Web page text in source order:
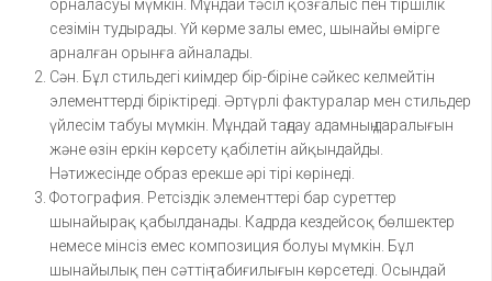
орналасуы мүмкін. Мұндай тәсіл қозғалыс пен тіршілік
сезімін тудырады. Үй көрме залы емес, шынайы өмірге
арналған орынға айналады.
Сән. Бұл стильдегі киімдер бір-біріне сәйкес келмейтін
элементтерді біріктіреді. Әртүрлі фактуралар мен стильдер
үйлесім табуы мүмкін. Мұндай таңдау адамның даралығын
және өзін еркін көрсету қабілетін айқындайды.
Нәтижесінде образ ерекше әрі тірі көрінеді.
Фотография. Ретсіздік элементтері бар суреттер
шынайырақ қабылданады. Кадрда кездейсоқ бөлшектер
немесе мінсіз емес композиция болуы мүмкін. Бұл
шынайылық пен сәттің табиғилығын көрсетеді. Осындай